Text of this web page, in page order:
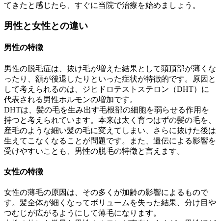
てきたと感じたら、すぐに当院で治療を始めましょう。
男性と女性との違い
男性の特徴
男性の脱毛症は、抜け毛が増えた結果として頭頂部が薄くな
ったり、額が後退したりといった症状が特徴的です。原因と
して考えられるのは、ジヒドロテストステロン（DHT）に
代表される男性ホルモンの増加です。
DHTは、髪の毛を生み出す毛根部の細胞を弱らせる作用を
持つと考えられています。本来は太く育つはずの髪の毛を、
産毛のような細い髪の毛に変えてしまい、さらに抜けた後は
生えてこなくなることが問題です。また、遺伝による影響を
受けやすいことも、男性の脱毛の特徴と言えます。
女性の特徴
女性の薄毛の原因は、その多くが加齢の影響によるもので
す。髪全体が細くなってボリュームを失った結果、分け目や
つむじが広がるようにして薄毛になります。